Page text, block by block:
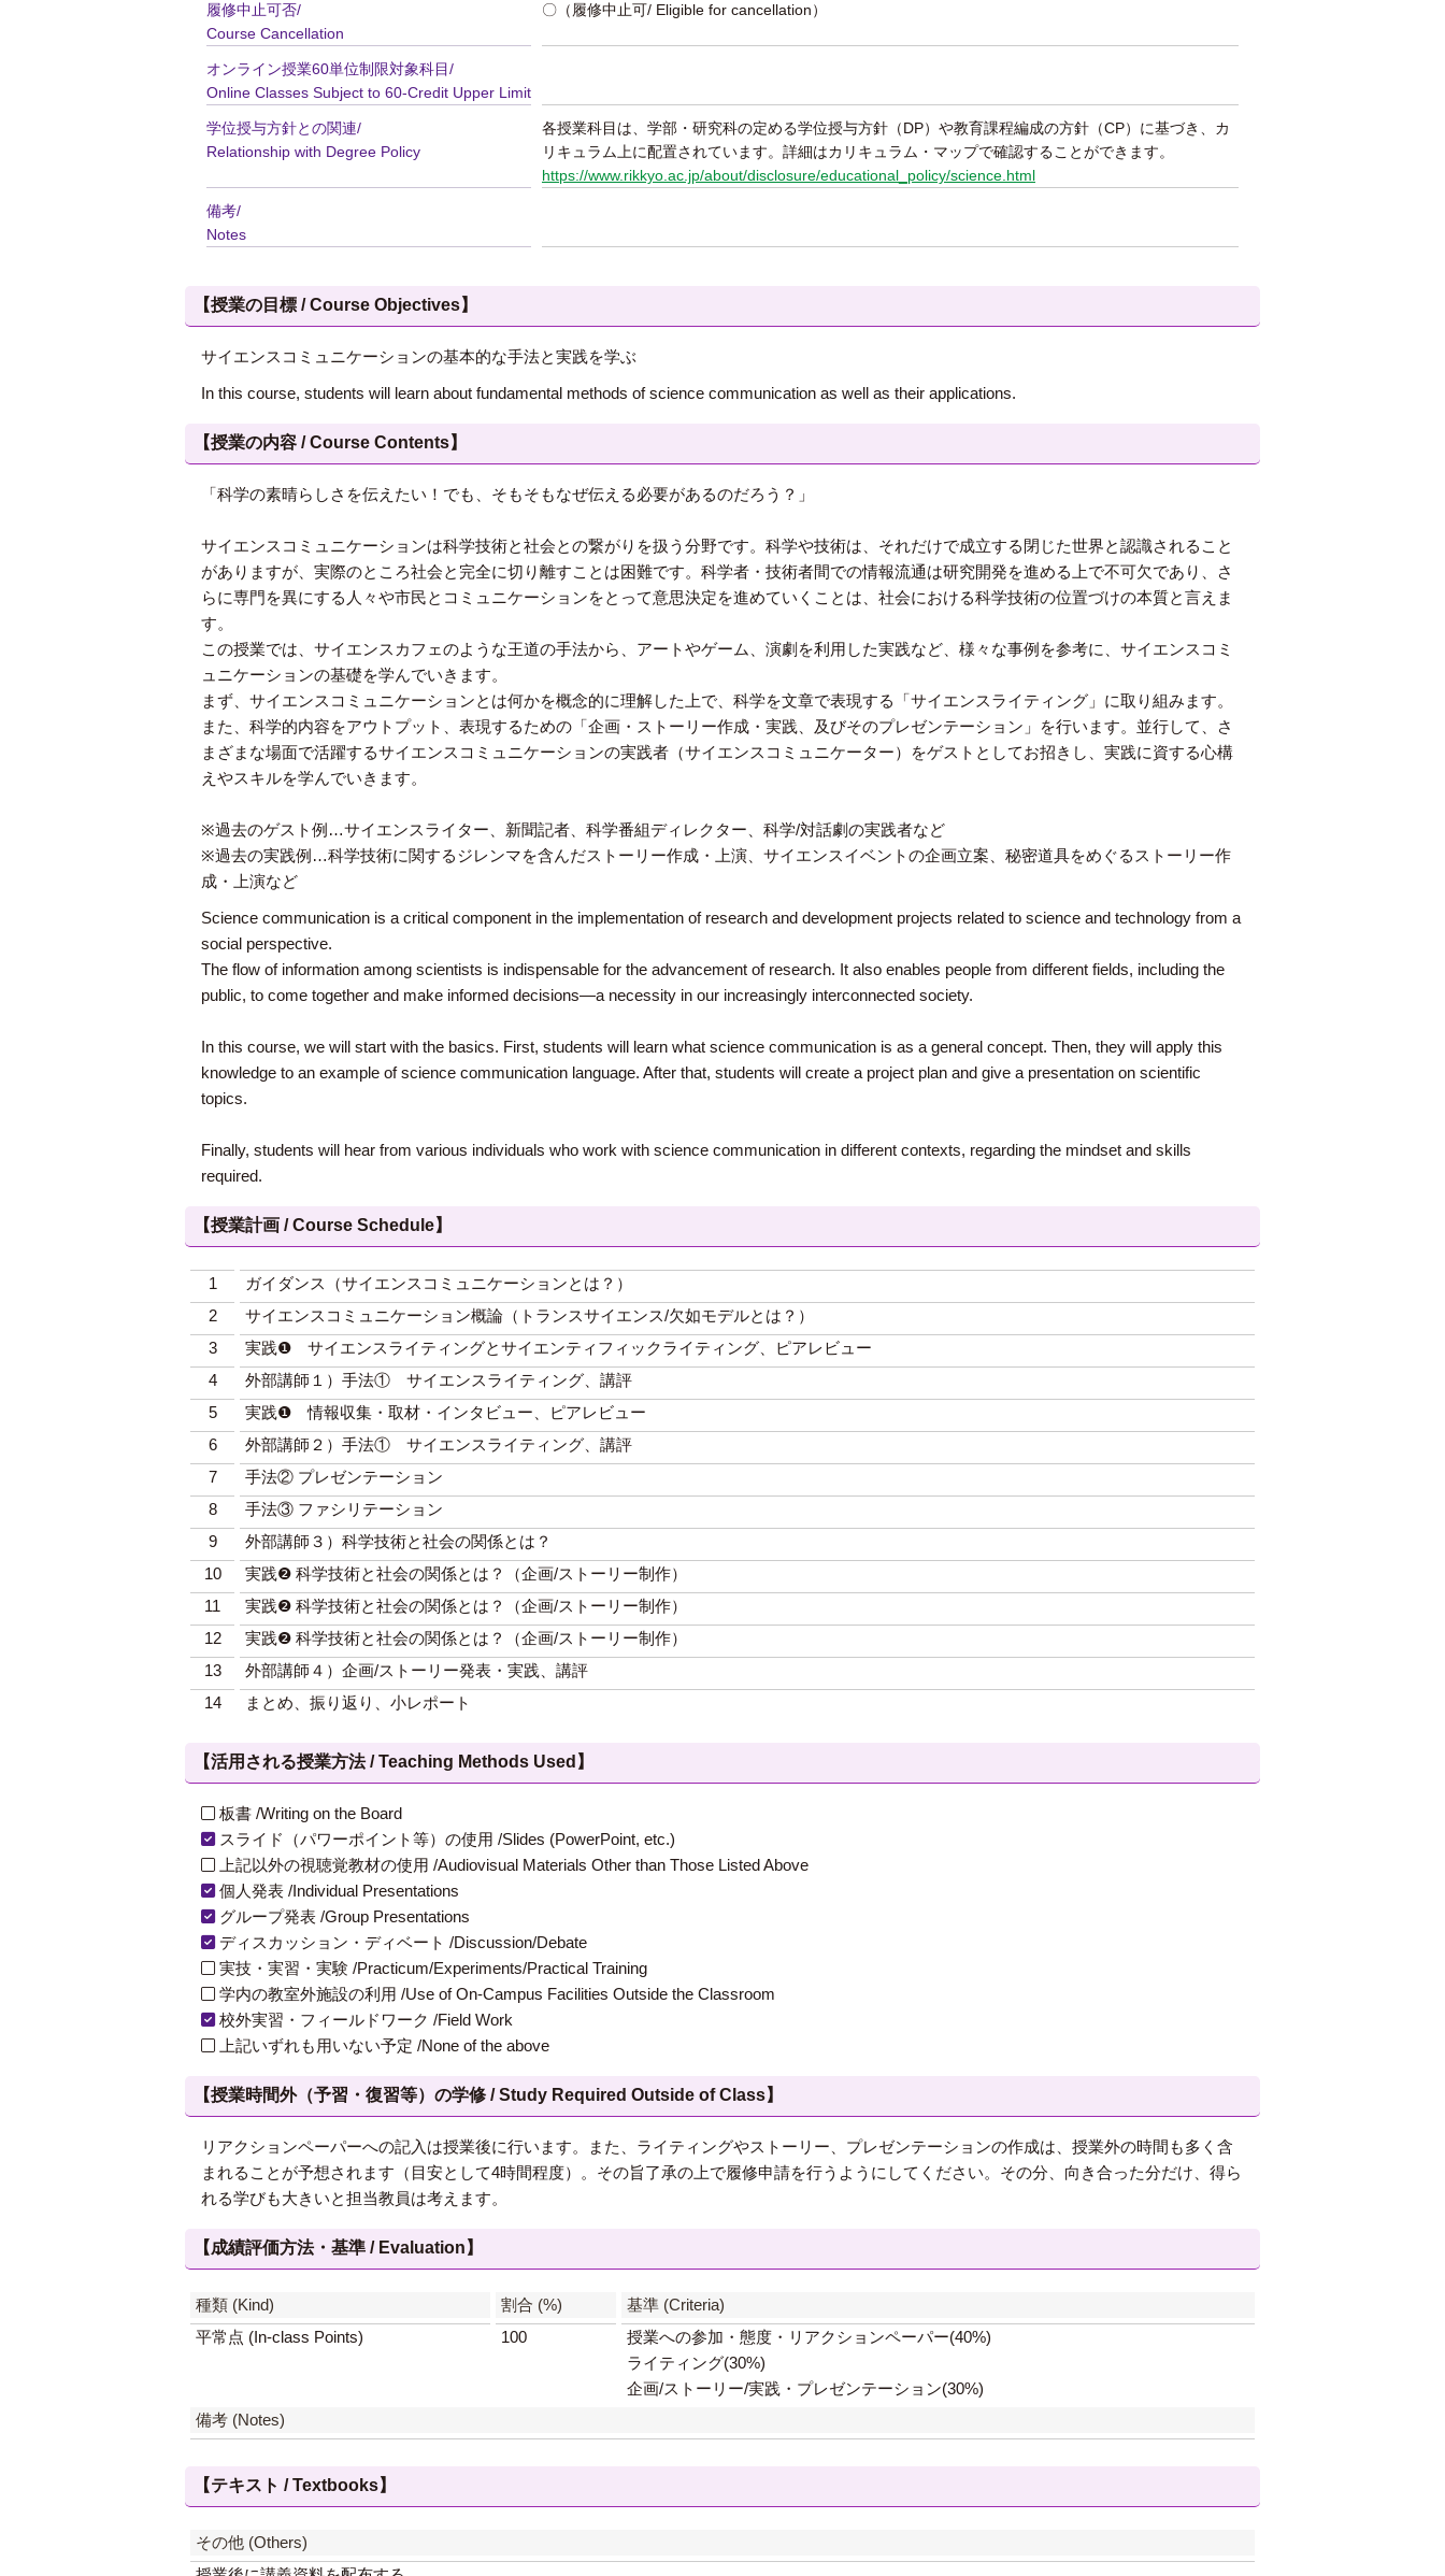
履修中止可否/
Course Cancellation
〇（履修中止可/ Eligible for cancellation）
オンライン授業60単位制限対象科目/
Online Classes Subject to 60-Credit Upper Limit
学位授与方針との関連/
Relationship with Degree Policy
各授業科目は、学部・研究科の定める学位授与方針（DP）や教育課程編成の方針（CP）に基づき、カ
リキュラム上に配置されています。詳細はカリキュラム・マップで確認することができます。
https://www.rikkyo.ac.jp/about/disclosure/educational_policy/science.html
備考/
Notes
【授業の目標 / Course Objectives】
サイエンスコミュニケーションの基本的な手法と実践を学ぶ
In this course, students will learn about fundamental methods of science communication as well as their applications.
【授業の内容 / Course Contents】
「科学の素晴らしさを伝えたい！でも、そもそもなぜ伝える必要があるのだろう？」
サイエンスコミュニケーションは科学技術と社会との繋がりを扱う分野です。科学や技術は、それだけで成立する閉じた世界と認識されること
がありますが、実際のところ社会と完全に切り離すことは困難です。科学者・技術者間での情報流通は研究開発を進める上で不可欠であり、さ
らに専門を異にする人々や市民とコミュニケーションをとって意思決定を進めていくことは、社会における科学技術の位置づけの本質と言えま
す。
この授業では、サイエンスカフェのような王道の手法から、アートやゲーム、演劇を利用した実践など、様々な事例を参考に、サイエンスコミ
ュニケーションの基礎を学んでいきます。
まず、サイエンスコミュニケーションとは何かを概念的に理解した上で、科学を文章で表現する「サイエンスライティング」に取り組みます。
また、科学的内容をアウトプット、表現するための「企画・ストーリー作成・実践、及びそのプレゼンテーション」を行います。並行して、さ
まざまな場面で活躍するサイエンスコミュニケーションの実践者（サイエンスコミュニケーター）をゲストとしてお招きし、実践に資する心構
えやスキルを学んでいきます。
※過去のゲスト例…サイエンスライター、新聞記者、科学番組ディレクター、科学/対話劇の実践者など
※過去の実践例…科学技術に関するジレンマを含んだストーリー作成・上演、サイエンスイベントの企画立案、秘密道具をめぐるストーリー作
成・上演など
Science communication is a critical component in the implementation of research and development projects related to science and technology from a
social perspective.
The flow of information among scientists is indispensable for the advancement of research. It also enables people from different fields, including the
public, to come together and make informed decisions—a necessity in our increasingly interconnected society.
In this course, we will start with the basics. First, students will learn what science communication is as a general concept. Then, they will apply this
knowledge to an example of science communication language. After that, students will create a project plan and give a presentation on scientific
topics.
Finally, students will hear from various individuals who work with science communication in different contexts, regarding the mindset and skills
required.
【授業計画 / Course Schedule】
1
ガイダンス（サイエンスコミュニケーションとは？）
2
サイエンスコミュニケーション概論（トランスサイエンス/欠如モデルとは？）
3
実践❶ サイエンスライティングとサイエンティフィックライティング、ピアレビュー
4
外部講師１）手法① サイエンスライティング、講評
5
実践❶ 情報収集・取材・インタビュー、ピアレビュー
6
外部講師２）手法① サイエンスライティング、講評
7
手法② プレゼンテーション
8
手法③ ファシリテーション
9
外部講師３）科学技術と社会の関係とは？
10
実践❷ 科学技術と社会の関係とは？（企画/ストーリー制作）
11
実践❷ 科学技術と社会の関係とは？（企画/ストーリー制作）
12
実践❷ 科学技術と社会の関係とは？（企画/ストーリー制作）
13
外部講師４）企画/ストーリー発表・実践、講評
14
まとめ、振り返り、小レポート
【活用される授業方法 / Teaching Methods Used】
板書 /Writing on the Board
スライド（パワーポイント等）の使用 /Slides (PowerPoint, etc.)
上記以外の視聴覚教材の使用 /Audiovisual Materials Other than Those Listed Above
個人発表 /Individual Presentations
グループ発表 /Group Presentations
ディスカッション・ディベート /Discussion/Debate
実技・実習・実験 /Practicum/Experiments/Practical Training
学内の教室外施設の利用 /Use of On-Campus Facilities Outside the Classroom
校外実習・フィールドワーク /Field Work
上記いずれも用いない予定 /None of the above
【授業時間外（予習・復習等）の学修 / Study Required Outside of Class】
リアクションペーパーへの記入は授業後に行います。また、ライティングやストーリー、プレゼンテーションの作成は、授業外の時間も多く含
まれることが予想されます（目安として4時間程度）。その旨了承の上で履修申請を行うようにしてください。その分、向き合った分だけ、得ら
れる学びも大きいと担当教員は考えます。
【成績評価方法・基準 / Evaluation】
種類 (Kind) 割合 (%)
基準 (Criteria)
平常点 (In-class Points)
100
授業への参加・態度・リアクションペーパー(40%)
ライティング(30%)
企画/ストーリー/実践・プレゼンテーション(30%)
備考 (Notes)
【テキスト / Textbooks】
その他 (Others)